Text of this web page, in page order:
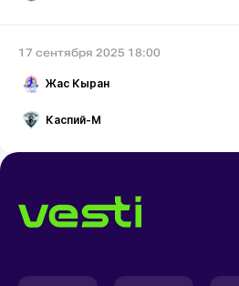
17 сентября 2025 18:00
Жас Кыран
Каспий-М